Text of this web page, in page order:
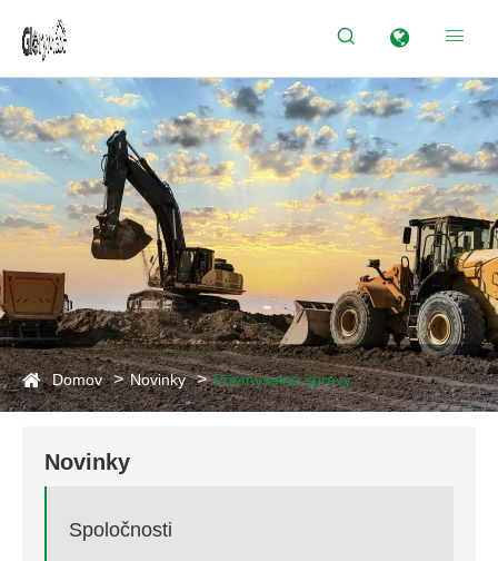
 
Domov Novinky Priemyselné správy
Novinky
Spoločnosti